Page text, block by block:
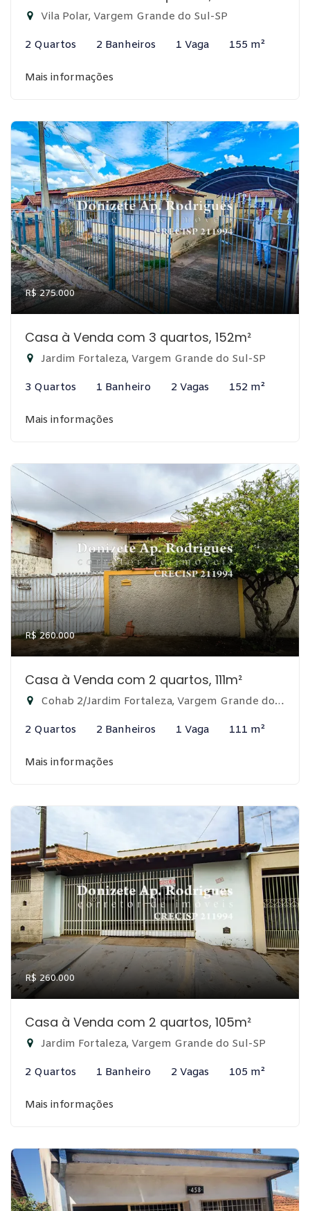
Vila Polar, Vargem Grande do Sul-SP
2 Quartos 2 Banheiros 1 Vaga 155 m²
Mais informações
R$ 275.000
Casa à Venda com 3 quartos, 152m²
Jardim Fortaleza, Vargem Grande do Sul-SP
3 Quartos 1 Banheiro 2 Vagas 152 m²
Mais informações
R$ 260.000
Casa à Venda com 2 quartos, 111m²
Cohab 2/Jardim Fortaleza, Vargem Grande do Sul-SP
2 Quartos 2 Banheiros 1 Vaga 111 m²
Mais informações
R$ 260.000
Casa à Venda com 2 quartos, 105m²
Jardim Fortaleza, Vargem Grande do Sul-SP
2 Quartos 1 Banheiro 2 Vagas 105 m²
Mais informações